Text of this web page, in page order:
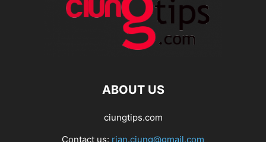
ABOUT US
ciungtips.com
Contact us: rian.ciung@gmail.com